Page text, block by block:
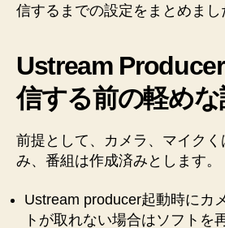
信するまでの設定をまとめまし
Ustream
信する前の軽め
前提として、カメラ、マイク
み、番組は作成済みとします。
Ustream producer起動時にカ
トが取れない場合はソフトを